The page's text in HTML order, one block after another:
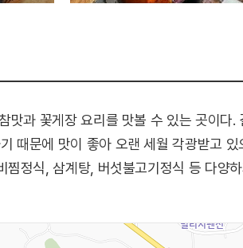
맛과 꽃게장 요리를 맛볼 수 있는 곳이다
때문에 맛이 좋아 오랜 세월 각광받고
찜정식, 삼계탕, 버섯불고기정식 등 다양